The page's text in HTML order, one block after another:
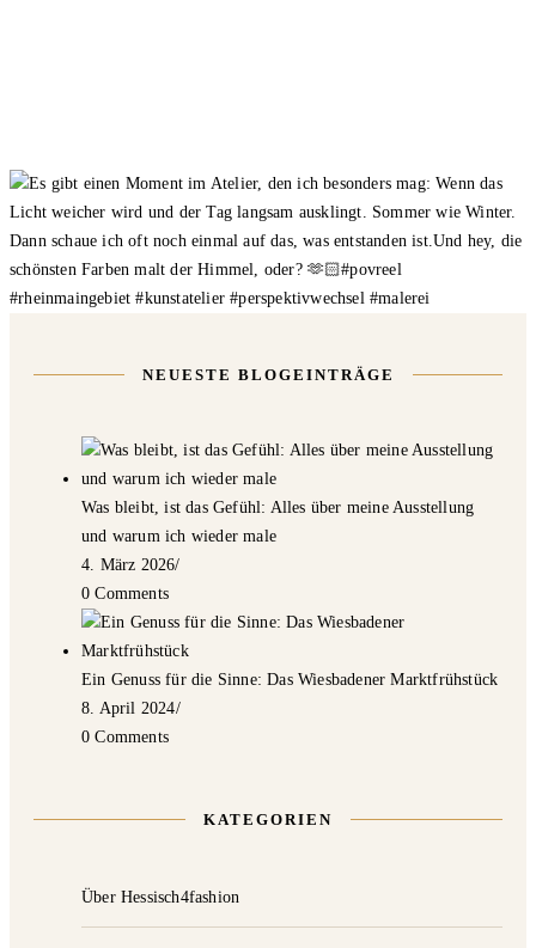
NEUESTE BLOGEINTRÄGE
Was bleibt, ist das Gefühl: Alles über meine Ausstellung
und warum ich wieder male
4. März 2026/
0 Comments
Ein Genuss für die Sinne: Das Wiesbadener Marktfrühstück
8. April 2024/
0 Comments
KATEGORIEN
Über Hessisch4fashion